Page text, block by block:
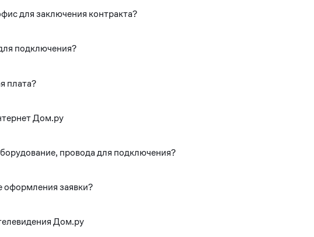
для заключения контракта?
подключения?
плата?
Дом.ру
провода для подключения?
оформления заявки?
Дом.ру